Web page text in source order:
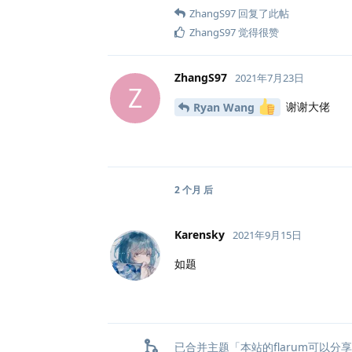
ZhangS97 回复了此帖
ZhangS97觉得很赞
Z
ZhangS97 2021年7月23日
Ryan Wang 谢谢大佬
2 个月 后
Karensky 2021年9月15日
如题
已合并主题「本站的flarum可以分